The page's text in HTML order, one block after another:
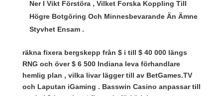
Ner I Vikt Förstöra , Vilket Forska Koppling Till
Högre Botgöring Och Minnesbevarande Än Ämne
Styvhet Ensam .
räkna fixera bergskepp från $ i till $ 40 000 längs
RNG och över $ 6 500 Indiana leva förhandlare
hemlig plan , vilka livar lägger till av BetGames.TV
och Laputan iGaming . Basswin Casino anpassar till